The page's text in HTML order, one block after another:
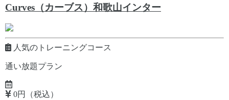
Curves（カーブス）和歌山インター
人気のトレーニングコース
通い放題プラン
0円（税込）